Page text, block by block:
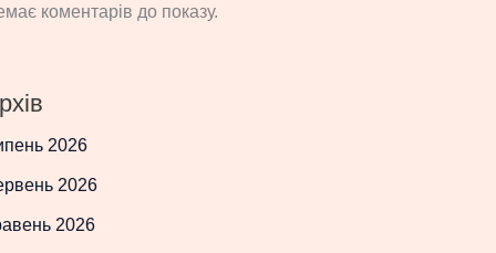
коментарів до показу.
2026
2026
2026